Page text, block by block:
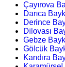
Çayırova
Darıca
Derince
Dilovası
Gebze
Gölcük
Kandıra